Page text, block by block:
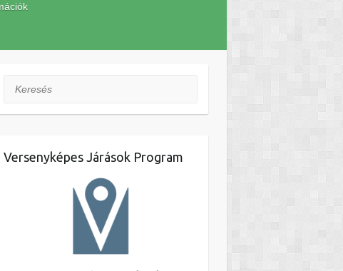
Keresés
Versenyképes Járások Program